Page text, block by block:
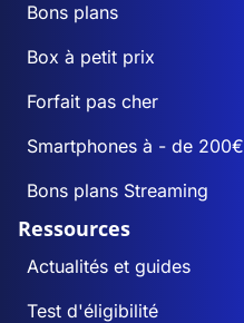
Bons plans
Box à petit prix
Forfait pas cher
Smartphones à - de 200€
Bons plans Streaming
Ressources
Actualités et guides
Test d'éligibilité